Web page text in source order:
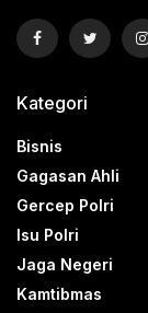
Kategori
Bisnis
Gagasan Ahli
Gercep Polri
Isu Polri
Jaga Negeri
Kamtibmas